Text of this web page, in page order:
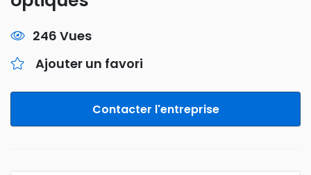
246 Vues
Ajouter un favori
Contacter l'entreprise